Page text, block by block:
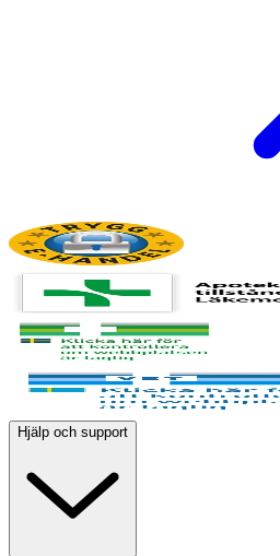
Hjälp och support